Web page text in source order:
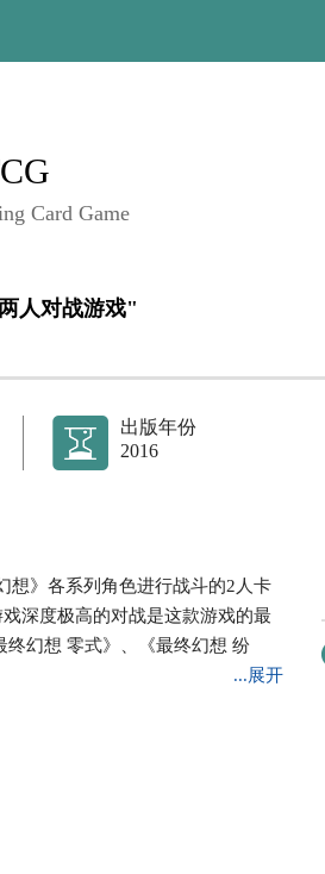
Card Game
人对战游戏"
出版年份
2016
想》各系列角色进行战斗的2人卡
深度极高的对战是这款游戏的最
幻想 零式》、《最终幻想 纷
...展开